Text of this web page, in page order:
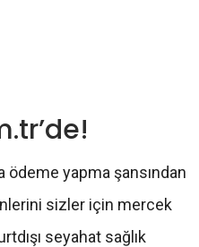
ödeme yapma şansından
sizler için mercek
seyahat sağlık